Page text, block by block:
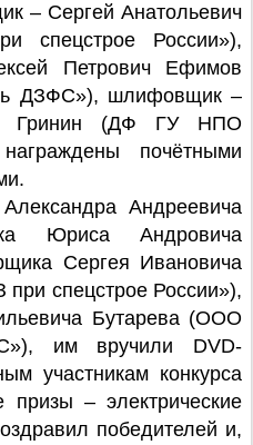
– Сергей Анатольевич
спецстрое России»),
Петрович Ефимов
ДЗФС»), шлифовщик –
Гринин (ДФ ГУ НПО
почётными
Андреевича
Юриса Андровича
Сергея Ивановича
спецстрое России»),
Бутарева (ООО
им вручили DVD-
участникам конкурса
призы – электрические
победителей и,